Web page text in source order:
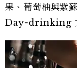
果、葡萄柚與紫
Day-drinking